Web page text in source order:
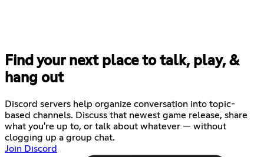
Find your next place to talk, play, &
hang out
Discord servers help organize conversation into topic-
based channels. Discuss that newest game release, share
what you're up to, or talk about whatever — without
clogging up a group chat.
Join Discord